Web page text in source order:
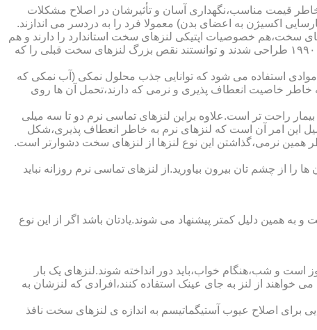
خاطر قیمت مناسب،نگهداری آسان و تأثیرشان در اصلاح مشکلات
اکسیژن به اعضای بدن) معمولا فرد را به دردسر می اندازند.
سخت،هم خصوصیات اپتیکی لنزهای سخت استاندارد را دارند و هم
راحت تر هستند.در حقیقت این لنزها که از پلیمرهای نفوذپذیر به اکسیژن ساخته شده اند،در اواخر دهه ی ۱۹۷۰ و در طول دهه های ۱۹۸۰ و ۱۹۹۰ طراحی شدند و توانستند نقص بزرگ لنزهای سخت قبلی را که
استفاده می شود که توانایی جذب محلول نمکی (آب نمکی که
خاطر خاصیت انعطاف پذیری و نرمی که دارند،تحمل آن ها روی
راحت تر است.علاوه براین لنزهای تماسی نرم دو تا سه میلی
این امر آن است که لنزهای نرم به خاطر انعطاف پذیری،شکل
همین نرمی،گذاشتن این نوع لنزها از لنزهای سخت دشوارتر است.
از چشم تان بیرون بیاورید.از لنزهای تماسی نرم روزانه نباید
همین دلیل کمتر پیشنهاد می شوند.یادتان باشد اگر از این نوع
و شب،هنگام خواب،باید دور انداخته شوند.لنزهای یک بار
از لنز به جای عینک استفاده کنند،افرادی که لنزشان به
برای اصلاح عیوب آستیگماتیسم به اندازه ی لنزهای سخت نافذ